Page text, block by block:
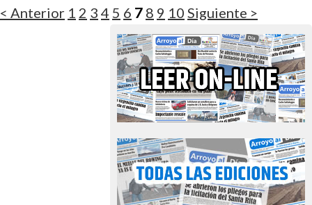
< Anterior 1 2 3 4 5 6 7 8 9 10 Siguiente >